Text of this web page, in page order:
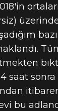
saat sonra
bu